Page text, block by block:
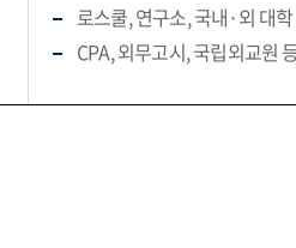
로스쿨, 연구소, 국내·외 대
CPA, 외무고시, 국립외교원